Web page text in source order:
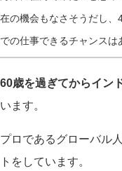
の機会もなさそうだし、
の仕事できるチャンスは
60歳を過ぎてからイン
ます。
ロであるグローバル
をしています。